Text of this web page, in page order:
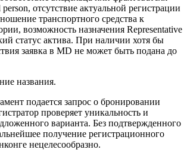
отсутствие актуальной регистрации
транспортного средства к
возможность назначения Representative
статус актива. При наличии хотя бы
заявка в MD не может быть подана до
названия.
подается запрос о бронировании
проверяет уникальность и
варианта. Без подтвержденного
получение регистрационного
нецелесообразно.